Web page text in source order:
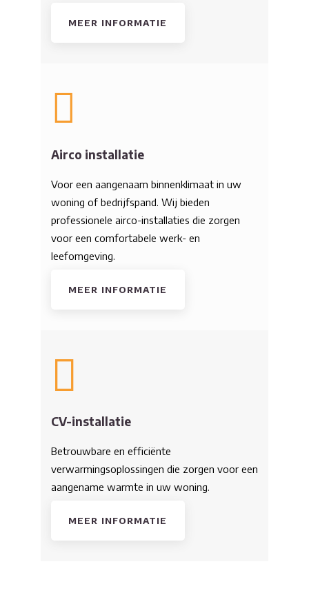
MEER INFORMATIE
Airco installatie
Voor een aangenaam binnenklimaat in uw
woning of bedrijfspand. Wij bieden
professionele airco-installaties die zorgen
voor een comfortabele werk- en
leefomgeving.
MEER INFORMATIE
CV-installatie
Betrouwbare en efficiënte
verwarmingsoplossingen die zorgen voor een
aangename warmte in uw woning.
MEER INFORMATIE